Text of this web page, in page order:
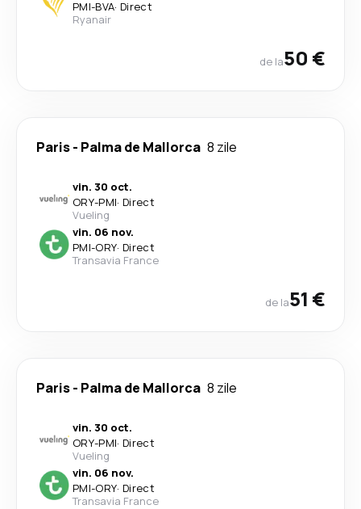
PMI-BVA· Direct
Ryanair
de la50 €
Paris- Palma de Mallorca 8 zile
vin. 30 oct.
ORY-PMI· Direct
Vueling
vin. 06 nov.
PMI-ORY· Direct
Transavia France
de la51 €
Paris- Palma de Mallorca 8 zile
vin. 30 oct.
ORY-PMI· Direct
Vueling
vin. 06 nov.
PMI-ORY· Direct
Transavia France